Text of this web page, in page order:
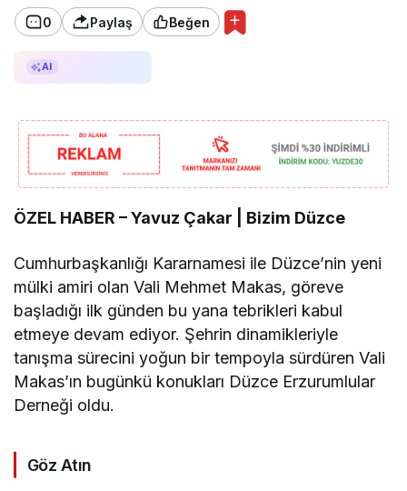
0 Paylaş Beğen
AI
ÖZEL HABER – Yavuz Çakar | Bizim Düzce
Cumhurbaşkanlığı Kararnamesi ile Düzce’nin yeni
mülki amiri olan Vali Mehmet Makas, göreve
başladığı ilk günden bu yana tebrikleri kabul
etmeye devam ediyor. Şehrin dinamikleriyle
tanışma sürecini yoğun bir tempoyla sürdüren Vali
Makas’ın bugünkü konukları Düzce Erzurumlular
Derneği oldu.
Göz Atın